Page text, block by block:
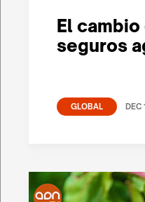
El
seguros
GLOBAL DEC